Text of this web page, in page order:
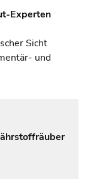
Experten
Sicht
und